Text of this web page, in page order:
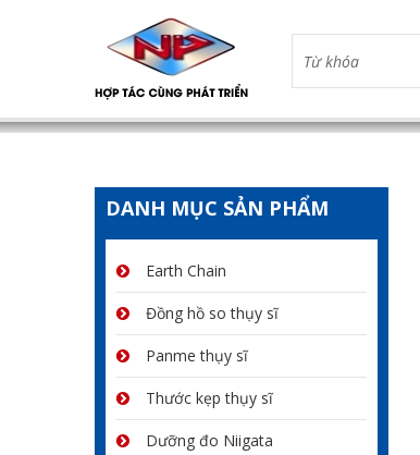
DANH MỤC SẢN PHẨM
Earth Chain
Đồng hồ so thụy sĩ
Panme thụy sĩ
Thước kẹp thụy sĩ
Dưỡng đo Niigata